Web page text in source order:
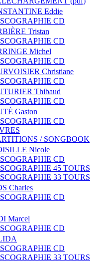
Eddie
CD
Tristan
CD
Michel
CD
Christiane
CD
Thibaud
CD
Gaston
CD
/ SONGBOOK
Nicole
CD
45 TOURS
33 TOURS
Charles
CD
Marcel
CD
CD
33 TOURS